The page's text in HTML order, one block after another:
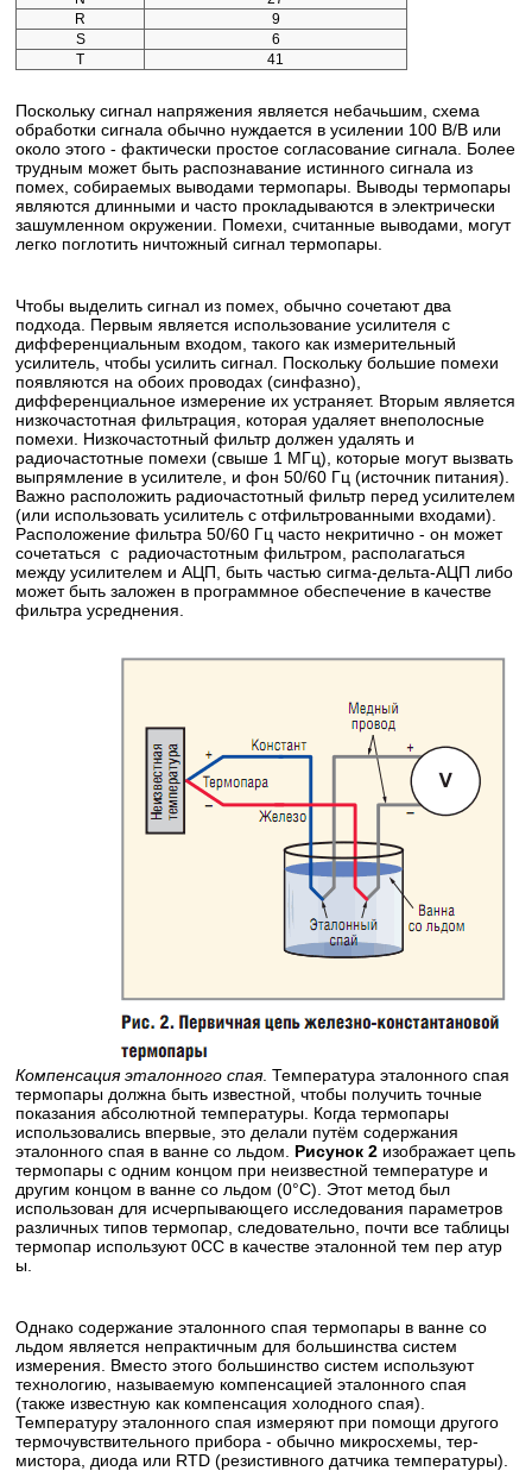
R
9
S
6
T
41
Поскольку сигнал напряжения является небачьшим, схема
обработки сигнала обычно нуждается в усилении 100 В/В или
около этого - фактически простое согласование сигнала. Более
трудным может быть распознавание истинного сигнала из
помех, собираемых выводами термопары. Выводы термопары
являются длинными и часто прокладываются в электрически
зашумленном окружении. Помехи, считанные выводами, могут
легко поглотить ничтожный сигнал термопары.
Чтобы выделить сигнал из помех, обычно сочетают два
подхода. Первым является использование усилителя с
дифференциальным входом, такого как измерительный
усилитель, чтобы усилить сигнал. Поскольку большие помехи
появляются на обоих проводах (синфазно),
дифференциальное измерение их устраняет. Вторым является
низкочастотная фильтрация, которая удаляет внеполосные
помехи. Низкочастотный фильтр должен удалять и
радиочастотные помехи (свыше 1 МГц), которые могут вызвать
выпрямление в усилителе, и фон 50/60 Гц (источник питания).
Важно расположить радиочастотный фильтр перед усилителем
(или использовать усилитель с отфильтрованными входами).
Расположение фильтра 50/60 Гц часто некритично - он может
сочетаться с радиочастотным фильтром, располагаться
между усилителем и АЦП, быть частью сигма-дельта-АЦП либо
может быть заложен в программное обеспечение в качестве
фильтра усреднения.
Компенсация эталонного спая. Температура эталонного спая
термопары должна быть известной, чтобы получить точные
показания абсолютной температуры. Когда термопары
использовались впервые, это делали путём содержания
эталонного спая в ванне со льдом. Рисунок 2 изображает цепь
термопары с одним концом при неизвестной температуре и
другим концом в ванне со льдом (0°С). Этот метод был
использован для исчерпывающего исследования параметров
различных типов термопар, следовательно, почти все таблицы
термопар используют 0СС в качестве эталонной тем пер атур
ы.
Однако содержание эталонного спая термопары в ванне со
льдом является непрактичным для большинства систем
измерения. Вместо этого большинство систем используют
технологию, называемую компенсацией эталонного спая
(также известную как компенсация холодного спая).
Температуру эталонного спая измеряют при помощи другого
термочувствительного прибора - обычно микросхемы, тер-
мистора, диода или RTD (резистивного датчика температуры).